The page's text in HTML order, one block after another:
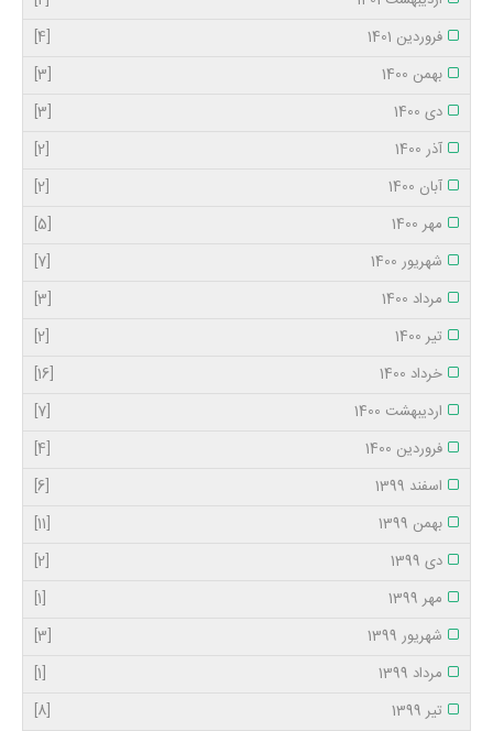
فروردین 1401
[4]
بهمن 1400
[3]
دی 1400
[3]
آذر 1400
[2]
آبان 1400
[2]
مهر 1400
[5]
شهریور 1400
[7]
مرداد 1400
[3]
تیر 1400
[2]
خرداد 1400
[16]
اردیبهشت 1400
[7]
فروردین 1400
[4]
اسفند 1399
[6]
بهمن 1399
[11]
دی 1399
[2]
مهر 1399
[1]
شهریور 1399
[3]
مرداد 1399
[1]
تیر 1399
[8]